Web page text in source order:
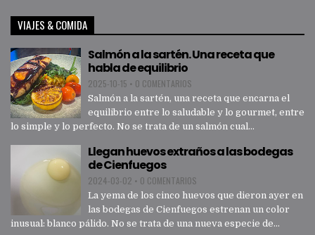
VIAJES & COMIDA
Salmón a la sartén. Una receta que
habla de equilibrio
2025-10-15 • 0 COMENTARIOS
Salmón a la sartén, una receta que encarna el
equilibrio entre lo saludable y lo gourmet, entre
lo simple y lo perfecto. No se trata de un salmón cual...
Llegan huevos extraños a las bodegas
de Cienfuegos
2024-03-02 • 0 COMENTARIOS
La yema de los cinco huevos que dieron ayer en
las bodegas de Cienfuegos estrenan un color
inusual: blanco pálido. No se trata de una nueva especie de...